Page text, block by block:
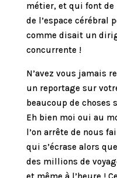
métier, et qui font
de l’espace cérébral
comme disait un
concurrente !
N’avez vous jamais
un reportage sur
beaucoup de choses
Eh bien moi oui au
l’on arrête de nous
qui s’écrase alors
des millions de